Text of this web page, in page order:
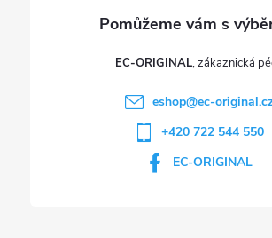
EC-ORIGINAL
eshop@ec-
+420 722 544 550
EC-ORIGINAL